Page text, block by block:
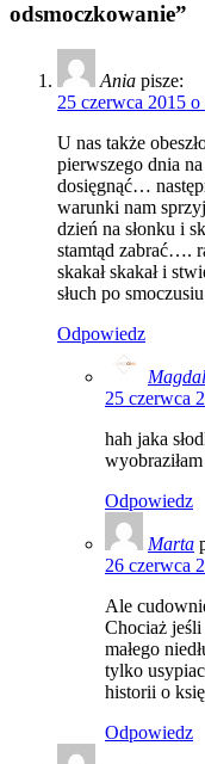
odsmoczkowanie”
Ania pisze:
25 czerwca 2015
U nas także
pierwszego dnia
dosięgnąć…
warunki nam
dzień na słonku i
stamtąd zabrać….
skakał skakał i
słuch po
Odpowiedz
25 czerwca
hah jaka
Odpowiedz
Marta
26 czerwca
Ale
Chociaż jeśli
małego
tylko
historii o
Odpowiedz